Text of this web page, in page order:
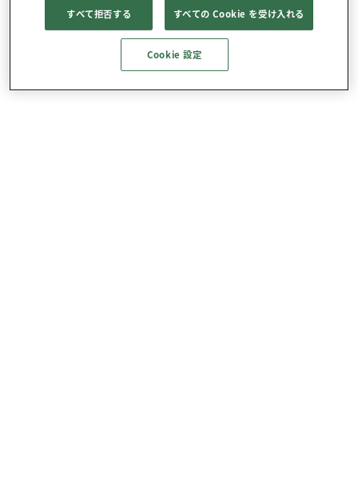
すべて拒否する すべての Cookie を受け入れる
Cookie 設定